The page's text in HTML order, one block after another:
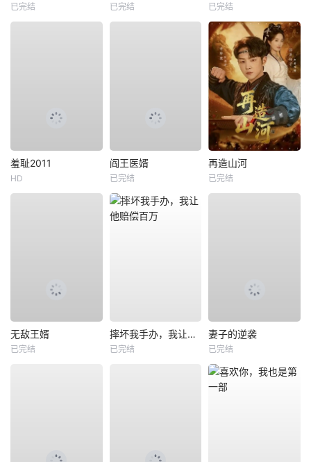
已完结 已完结 已完结
羞耻2011
HD
阎王医婿
已完结
再造山河
已完结
无敌王婿
已完结
摔坏我手办，我让他赔偿百万
已完结
妻子的逆袭
已完结